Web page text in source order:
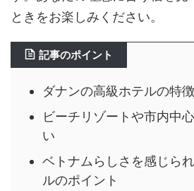
ときをお楽しみください。
記事のポイント
ダナンの高級ホテルの特
ビーチリゾートや市内中
い
ベトナムらしさを感じら
ルのポイント